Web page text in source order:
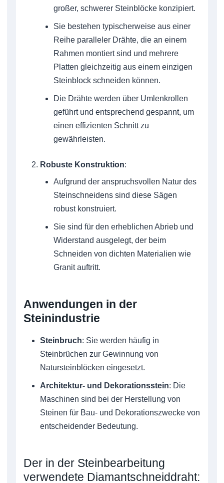
großer, schwerer Steinblöcke konzipiert.
Sie bestehen typischerweise aus einer
Reihe paralleler Drähte, die an einem
Rahmen montiert sind und mehrere
Platten gleichzeitig aus einem einzigen
Steinblock schneiden können.
Die Drähte werden über Umlenkrollen
geführt und entsprechend gespannt, um
einen effizienten Schnitt zu
gewährleisten.
Robuste Konstruktion:
Aufgrund der anspruchsvollen Natur des
Steinschneidens sind diese Sägen
robust konstruiert.
Sie sind für den erheblichen Abrieb und
Widerstand ausgelegt, der beim
Schneiden von dichten Materialien wie
Granit auftritt.
Anwendungen in der
Steinindustrie
Steinbruch: Sie werden häufig in
Steinbrüchen zur Gewinnung von
Natursteinblöcken eingesetzt.
Architektur- und Dekorationsstein: Die
Maschinen sind bei der Herstellung von
Steinen für Bau- und Dekorationszwecke von
entscheidender Bedeutung.
Der in der Steinbearbeitung
verwendete Diamantschneiddraht: